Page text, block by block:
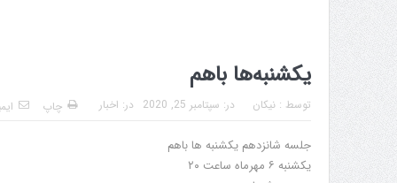
یکشنبه‌ها باهم
توسط :نیکان در: سپتامبر 25, 2020 در: اخبار چاپ
جلسه شانزدهم یکشنبه ها باهم
یکشنبه ۶ مهرماه ساعت ۲۰